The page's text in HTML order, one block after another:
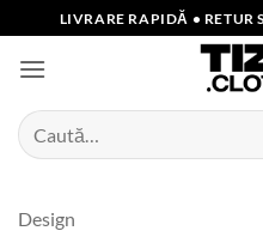
to
content
LIVRARE RAPIDĂ • RETUR
Caută
după:
Design